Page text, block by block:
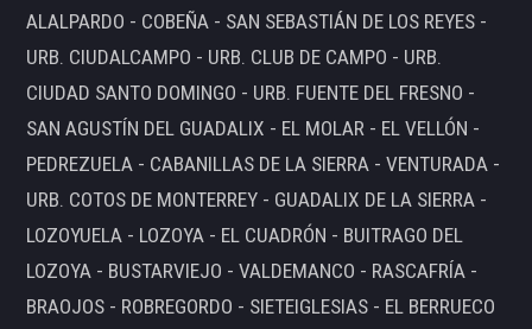
ALALPARDO - COBEÑA - SAN SEBASTIÁN DE LOS REYES -
URB. CIUDALCAMPO - URB. CLUB DE CAMPO - URB.
CIUDAD SANTO DOMINGO - URB. FUENTE DEL FRESNO -
SAN AGUSTÍN DEL GUADALIX - EL MOLAR - EL VELLÓN -
PEDREZUELA - CABANILLAS DE LA SIERRA - VENTURADA -
URB. COTOS DE MONTERREY - GUADALIX DE LA SIERRA -
LOZOYUELA - LOZOYA - EL CUADRÓN - BUITRAGO DEL
LOZOYA - BUSTARVIEJO - VALDEMANCO - RASCAFRÍA -
BRAOJOS - ROBREGORDO - SIETEIGLESIAS - EL BERRUECO